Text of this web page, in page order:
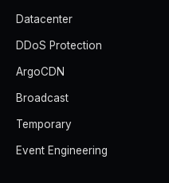
Datacenter
DDoS Protection
ArgoCDN
Broadcast
Temporary
Event Engineering